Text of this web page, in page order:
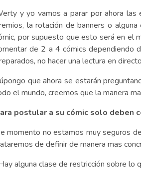
y yo vamos a parar por ahora las
la rotación de banners o
por supuesto que esto será en el
de 2 a 4 cómics dependiendo
no hacer una lectura en
que ahora se estarán
el mundo, creemos que la manera
postular a su cómic solo deben
momento no estamos muy seguros
de definir de manera mas
alguna clase de restricción sobre lo